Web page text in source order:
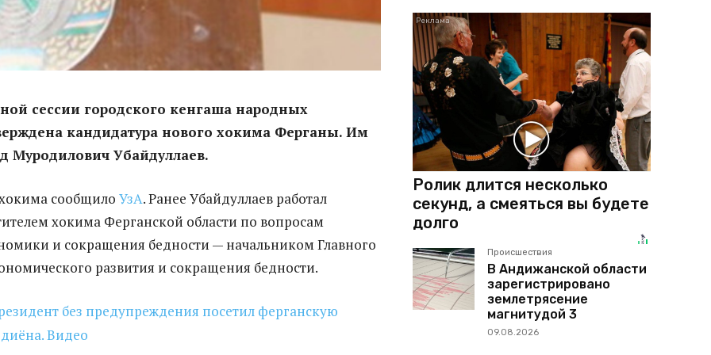
сессии городского кенгаша народных
кандидатура нового хокима Ферганы. Им
Муродилович Убайдуллаев.
сообщило УзА. Ранее Убайдуллаев работал
хокима Ферганской области по вопросам
и сокращения бедности — начальником Главного
развития и сокращения бедности.
без предупреждения посетил ферганскую
Видео
Ролик длится несколько
секунд, а смеяться вы будете
долго
Происшествия
В Андижанской области
зарегистрировано
землетрясение
магнитудой 3
09.08.2026